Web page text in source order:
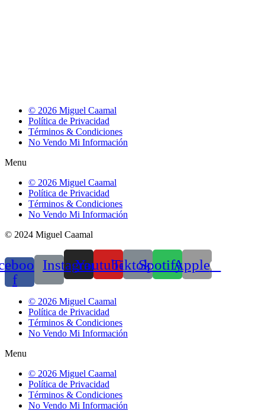
© 2026 Miguel Caamal
Política de Privacidad
Términos & Condiciones
No Vendo Mi Información
Menu
© 2026 Miguel Caamal
Política de Privacidad
Términos & Condiciones
No Vendo Mi Información
© 2024 Miguel Caamal
f
Instagram
YoutubeTiktokSpotifyApple
© 2026 Miguel Caamal
Política de Privacidad
Términos & Condiciones
No Vendo Mi Información
Menu
© 2026 Miguel Caamal
Política de Privacidad
Términos & Condiciones
No Vendo Mi Información